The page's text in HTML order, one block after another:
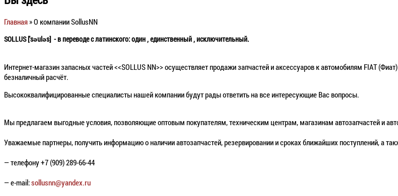
Главная» О компании SollusNN
SOLLUS ['səuləs] - в переводе с латинского: один , единственный , исключительный.
Интернет-магазин запасных частей <<SOLLUS NN>> осуществляет продажи запчастей и аксессуаров к автомобилям FIAT
безналичный расчёт.
Высококвалифицированные специалисты нашей компании будут рады ответить на все интересующие Вас вопросы.
Мы предлагаем выгодные условия, позволяющие оптовым покупателям, техническим центрам, магазинам автозапчастей и
Уважаемые партнеры, получить информацию о наличии автозапчастей, резервировании и сроках ближайших поступлений, а
— телефону +7 (909) 289-66-44
— e-mail:sollusnn@yandex.ru